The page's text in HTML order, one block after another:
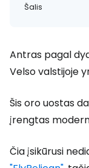
Šalis
Antras pagal
Velso valstijoje
Šis oro uostas
įrengtas
Čia įsikūrusi